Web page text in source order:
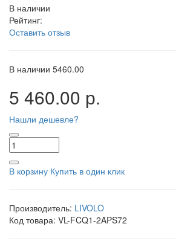
В наличии
Рейтинг:
Оставить отзыв
В наличии 5460.00
5 460.00 р.
Нашли дешевле?
В корзину Купить в один клик
Производитель: LIVOLO
Код товара: VL-FCQ1-2APS72